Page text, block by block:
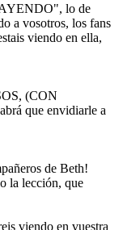
lo de
a vosotros, los fans
viendo en ella,
(CON
que envidiarle a
de Beth!
la lección, que
viendo en vuestra